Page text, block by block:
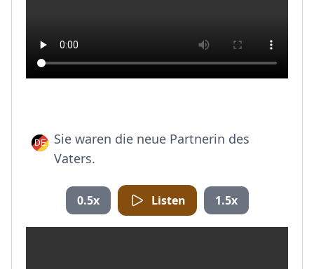
Sie waren die neue Partnerin des
Vaters.
0.5x Listen 1.5x